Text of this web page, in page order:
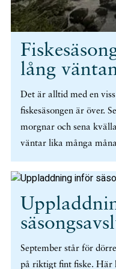
lång
Det är alltid med en
fiskesäsongen är över.
morgnar och sena
väntar lika många
dörren igen. Linorna
vid. September – när
September är en rolig
nappar laxen mer
September står för
på riktigt fint fiske. Här